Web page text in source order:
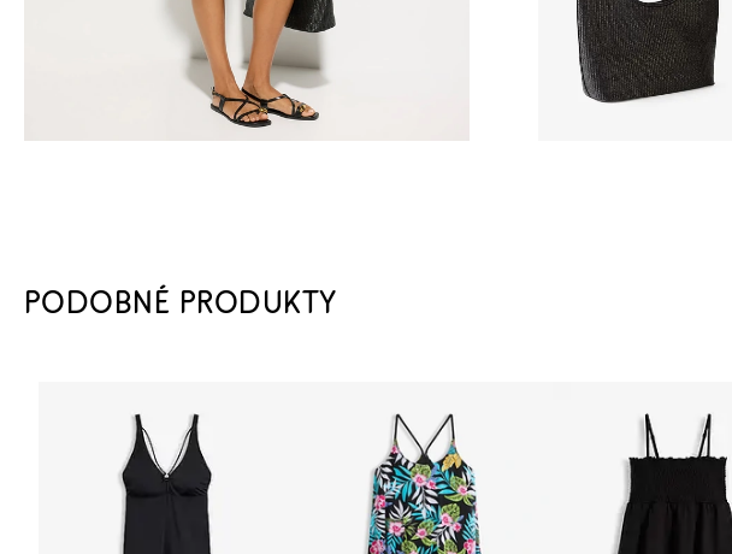
PODOBNÉ PRODUKTY